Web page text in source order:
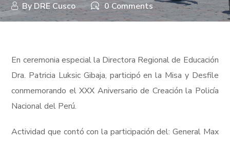
ByDRE Cusco 0 Comments
En ceremonia especial la Directora Regional de Educación
Dra. Patricia Luksic Gibaja, participó en la Misa y Desfile
conmemorando el XXX Aniversario de Creación la Policía
Nacional del Perú.
Actividad que contó con la participación del: General Max